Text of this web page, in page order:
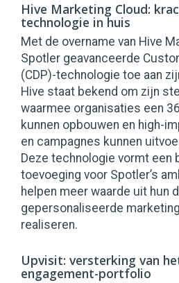
Hive Marketing Cloud:
technologie in huis
Met de overname van Hive
Spotler geavanceerde
(CDP)-technologie toe aan
Hive staat bekend om zijn
waarmee organisaties een
kunnen opbouwen en high-
en campagnes kunnen
Deze technologie vormt een
toevoeging voor Spotler’s
helpen meer waarde uit hun
gepersonaliseerde
realiseren.
Upvisit: versterking van
engagement-portfolio